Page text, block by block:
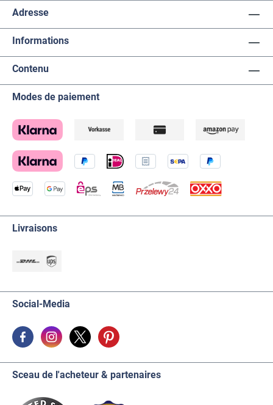
Adresse
Informations
Contenu
Modes de paiement
Livraisons
Social-Media
Sceau de l'acheteur & partenaires